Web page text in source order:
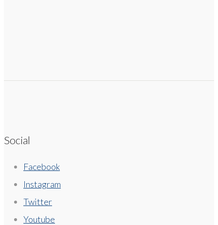
Social
Facebook
Instagram
Twitter
Youtube